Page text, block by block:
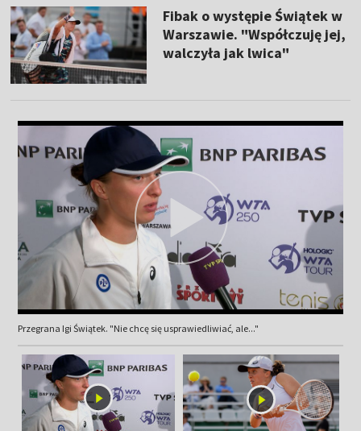
Fibak o występie Świątek w
Warszawie. "Współczuję jej,
walczyła jak lwica"
Przegrana Igi Świątek. "Nie chcę się usprawiedliwiać, ale..."